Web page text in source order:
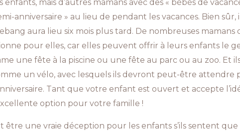
enfants, mais d’autres mamans avec des « bébés de
anniversaire » au lieu de pendant les vacances. Bien
aura lieu six mois plus tard. De nombreuses
pour elles, car elles peuvent offrir à leurs enfants le
une fête à la piscine ou une fête au parc ou au zoo. Et
un vélo, avec lesquels ils devront peut-être attendre
Tant que votre enfant est ouvert et accepte
option pour votre famille !
être une vraie déception pour les enfants s’ils sentent